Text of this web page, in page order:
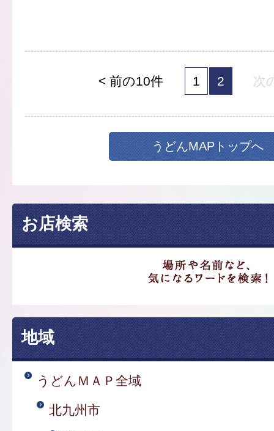
< 前の10件 1 2 次
うどんMAPトップへ
お店検索
地域
うどんＭＡＰ全域
北九州市